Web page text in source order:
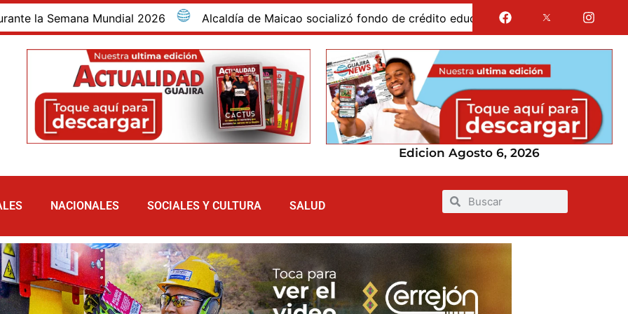
Alcaldía de Maicao socializó fondo de crédito educativo condonable para comunidades negras
Edicion Agosto 6, 2026
NACIONALES SOCIALES Y CULTURA SALUD